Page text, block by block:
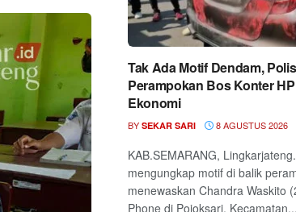
Tak Ada Motif Dendam,
Perampokan Bos Konter
Ekonomi
BY SEKAR SARI 8 AGUSTUS 2026
KAB.SEMARANG,
mengungkap motif di balik
menewaskan Chandra Waskito
Phone di Pojoksari, Kecamatan...